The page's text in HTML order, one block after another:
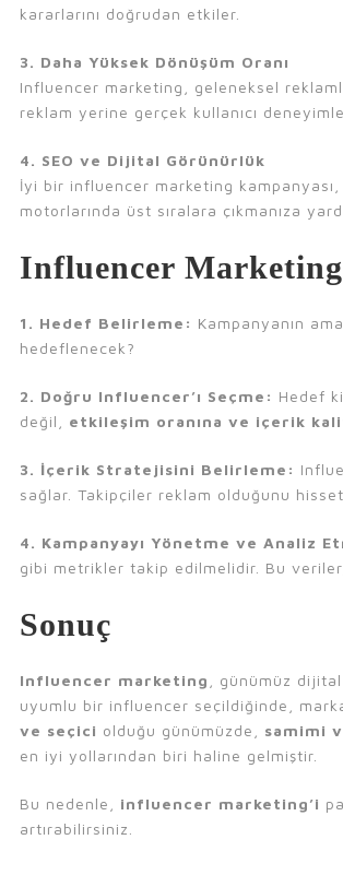
kararlarını doğrudan etkiler.
3. Daha Yüksek Dönüşüm Oranı
Influencer marketing, geleneksel
reklam yerine gerçek kullanıcı
4. SEO ve Dijital Görünürlük
İyi bir influencer marketing
motorlarında üst sıralara çıkmanıza
Influencer Marketing
1. Hedef Belirleme: Kampanyanın
hedeflenecek?
2. Doğru Influencer’ı Seçme: Hedef
değil, etkileşim oranına ve içerik
3. İçerik Stratejisini Belirleme:
sağlar. Takipçiler reklam olduğunu
4. Kampanyayı Yönetme ve Analiz
gibi metrikler takip edilmelidir. Bu
Sonuç
Influencer marketing
, günümüz
uyumlu bir influencer seçildiğinde,
ve seçici olduğu günümüzde, samimi
en iyi yollarından biri haline gelmiştir.
Bu nedenle, influencer marketing’i
artırabilirsiniz.